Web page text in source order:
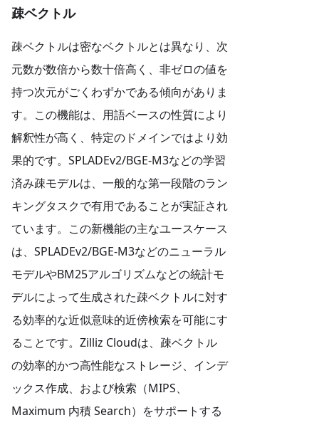
疎ベクトル
疎ベクトルは密なベクトルとは異なり、次
元数が数倍から数十倍高く、非ゼロの値を
持つ次元がごくわずかである傾向がありま
す。この機能は、用語ベースの性質により
解釈性が高く、特定のドメインではより効
果的です。SPLADEv2/BGE-M3などの学習
済み疎モデルは、一般的な第一段階のラン
キングタスクで有用であることが実証され
ています。この新機能の主なユースケース
は、SPLADEv2/BGE-M3などのニューラル
モデルやBM25アルゴリズムなどの統計モ
デルによって生成された疎ベクトルに対す
る効率的な近似意味的近傍検索を可能にす
ることです。Zilliz Cloudは、疎ベクトル
の効率的かつ高性能なストレージ、インデ
ックス作成、および検索（MIPS、
Maximum 内積 Search）をサポートする